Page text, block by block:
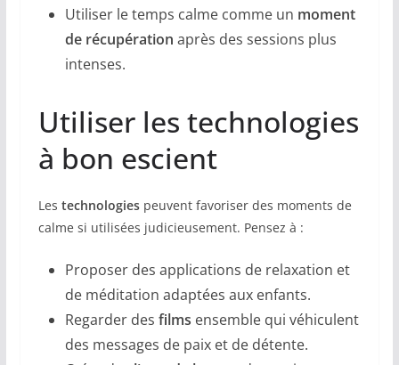
Utiliser le temps calme comme un moment
de récupération après des sessions plus
intenses.
Utiliser les technologies
à bon escient
Les technologiespeuvent favoriser des moments de
calme si utilisées judicieusement. Pensez à :
Proposer des applications de relaxation et
de méditation adaptées aux enfants.
Regarder des films ensemble qui véhiculent
des messages de paix et de détente.